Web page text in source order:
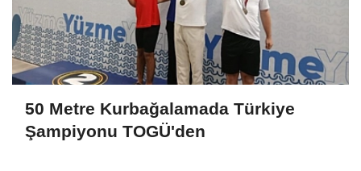
50 Metre Kurbağalamada Türkiye
Şampiyonu TOGÜ'den